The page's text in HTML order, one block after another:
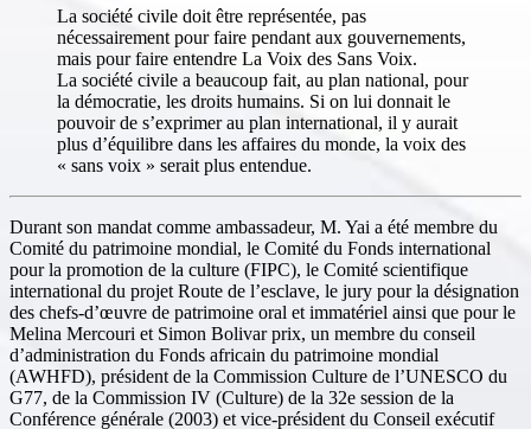
La société civile doit être représentée, pas
nécessairement pour faire pendant aux gouvernements,
mais pour faire entendre La Voix des Sans Voix.
La société civile a beaucoup fait, au plan national, pour
la démocratie, les droits humains. Si on lui donnait le
pouvoir de s’exprimer au plan international, il y aurait
plus d’équilibre dans les affaires du monde, la voix des
« sans voix » serait plus entendue.
Durant son mandat comme ambassadeur, M. Yai a été membre du
Comité du patrimoine mondial, le Comité du Fonds international
pour la promotion de la culture (FIPC), le Comité scientifique
international du projet Route de l’esclave, le jury pour la désignation
des chefs-d’œuvre de patrimoine oral et immatériel ainsi que pour le
Melina Mercouri et Simon Bolivar prix, un membre du conseil
d’administration du Fonds africain du patrimoine mondial
(AWHFD), président de la Commission Culture de l’UNESCO du
G77, de la Commission IV (Culture) de la 32e session de la
Conférence générale (2003) et vice-président du Conseil exécutif